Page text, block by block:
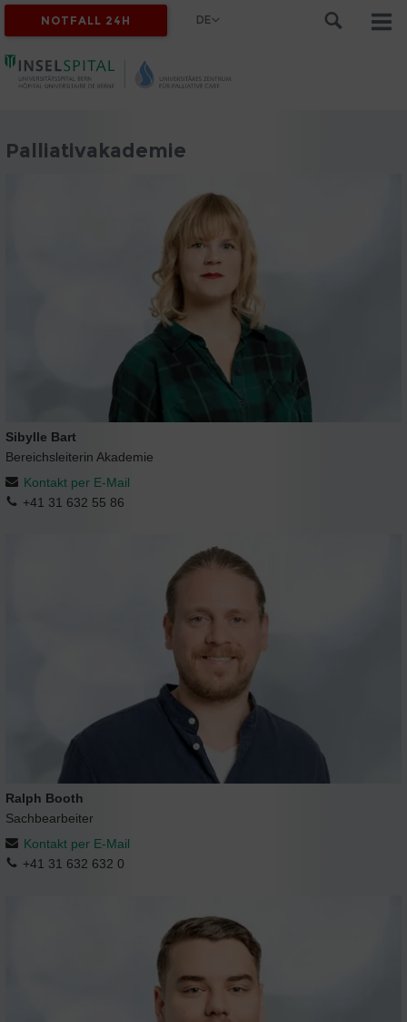
NOTFALL 24H DE
Palliativakademie
Sibylle Bart
Bereichsleiterin Akademie
Kontakt per E-Mail
+41 31 632 55 86
Ralph Booth
Sachbearbeiter
Kontakt per E-Mail
+41 31 632 632 0